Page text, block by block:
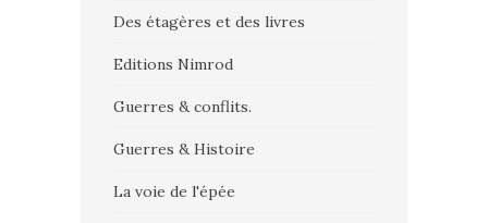
Des étagères et des livres
Editions Nimrod
Guerres & conflits.
Guerres & Histoire
La voie de l'épée